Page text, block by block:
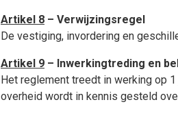
Artikel 8 – Verwijzingsregel
De vestiging, invordering en
Artikel 9 – Inwerkingtreding en
Het reglement treedt in werking op
overheid wordt in kennis gesteld